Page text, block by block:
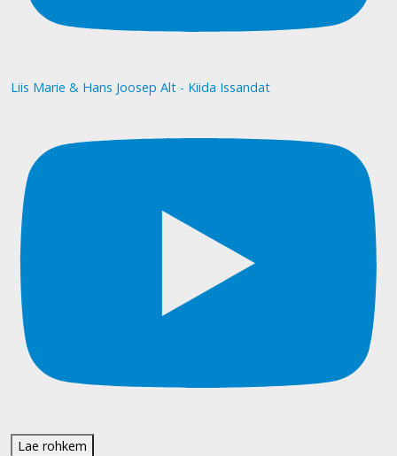
Liis Marie & Hans Joosep Alt - Kiida Issandat
Lae rohkem